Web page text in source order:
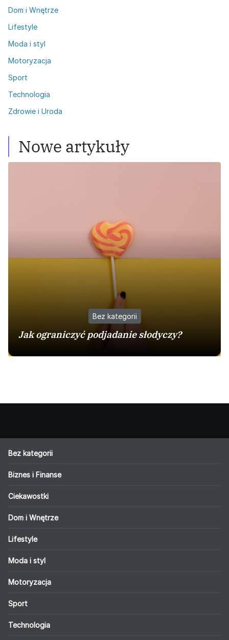
Dom i Wnętrze
Lifestyle
Moda i styl
Motoryzacja
Sport
Technologia
Zdrowie i Uroda
Nowe artykuły
Bez kategorii
Jak ograniczyć podjadanie słodyczy?
Bez kategorii
Biznes i Finanse
Ciekawostki
Dom i Wnętrze
Lifestyle
Moda i styl
Motoryzacja
Sport
Technologia